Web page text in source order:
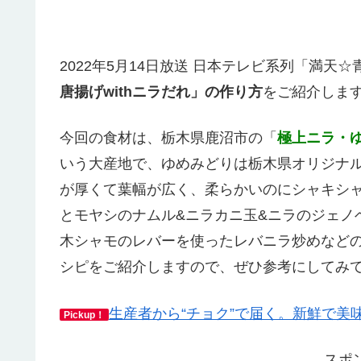
2022年5月14日放送 日本テレビ系列「満天☆
唐揚げwithニラだれ」の作り方をご紹介しま
今回の食材は、栃木県鹿沼市の「 極上ニラ・
いう大産地で、ゆめみどりは栃木県オリジナ
が厚くて葉幅が広く、柔らかいのにシャキシ
とモヤシのナムル&ニラカニ玉&ニラのジェ
木シャモのレバーを使ったレバニラ炒めなど
シピをご紹介しますので、ぜひ参考にしてみ
Pickup！ 生産者から“チョク”で届く。新鮮で美